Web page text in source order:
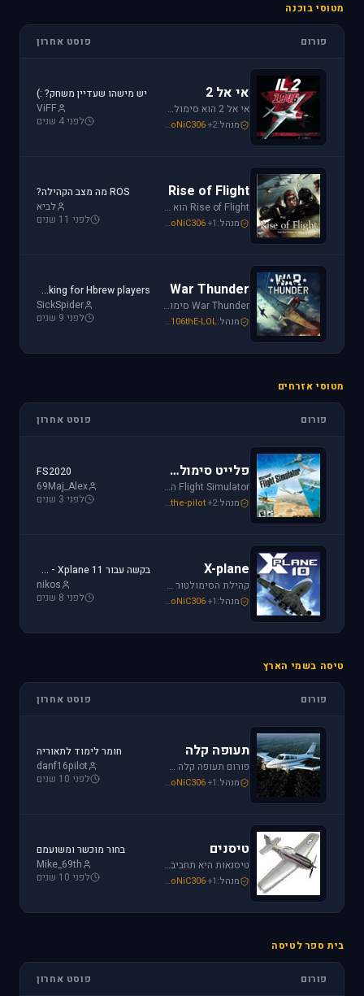
מטוסי בוכנה
פורום פוסט אחרון
אי אל 2
אי אל 2 הוא סימולטור מלחמת העולם השניה מבית Oleg Maddox. טוס בספיטפייר ומוסטנג ושנה את ההיסטוריה במלחמות מעל שמי אירופה, צפון אפריקה והמזרח הרחוק.
מנהל: SoNiC306+2
יש מישהו שעדיין משחק? :)
ViFF
לפני 4 שנים
Rise of Flight
Rise of Flight הוא סימולטור מלחמת העולם הראשונה הטוב ביותר שיש! טוס בשמים הווירטואליים במטוסים האגדיים, Sopwith Camel, S.E.5a, Albatros D.Va וה-Fokker Dr.1 שטסו בהם אבירי מלחמת העולם. השמיים הווירטואליים צריכים אותך!
מנהל: Mike_69th SoNiC306+1
ROS מה מצב הקהילה?
לביא
לפני 11 שנים
War Thunder
War Thunder סימולטור טיסה קרבי השייך לתקופת מלחמת העולם השנייה, לכותר אפשרות לתפקד בקשת רחבה של רמות ריאליזם החל מאפשרות Arcade ועד לסימולטור של ממש.
מנהל: Mike_69th ,106thE-LOL
Looking for Hbrew players...
SickSpider
לפני 9 שנים
מטוסי אזרחים
פורום פוסט אחרון
פלייט סימולטור
Flight Simulator הוא סימולטור טיסה הפופולארי והריאליסטי ביותר בתחום התעופה האזרחית. שתף וקבל תמיכה עבור שדות תעופה, סינרים, צביעות ומטוסים עבור FSX ו-FS2004.
מנהל: Mike_69th ,the-pilot+2
FS2020
69Maj_Alex
לפני 3 שנים
X-plane
קהילת הסימולטור X-plane, סימולטור העתיד של התעופה האזרחית. בפורום תוכלו לקבל מידע ותמיכה. אז קדימה, תפסו את הג'ויסטיק והצטרפו לחוויה.
מנהל: Mike_69th SoNiC306+1
בקשה עבור Xplane 11 - צביעה של חברת ישראייר למטוס FF A320
nikos
לפני 8 שנים
טיסה בשמי הארץ
פורום פוסט אחרון
תעופה קלה
פורום תעופה קלה מתמחה בכל האפשרויות הקיימות: טייס ליום אחד, טיסה בשמי ישראל, חברות תעופה, בתי ספר לטיסה, רשיון טייס ואפילו טיסות רומנטיות.
מנהל: loven SoNiC306+1
חומר לימוד לתאוריה
danf16pilot
לפני 10 שנים
טיסנים
טיסנאות היא תחביב יקר, בואו לקבל תמיכה ומידע על טיסנים יד שניה, חנות טיסנים, טיסנים למתחילים וכמובן לשתף את החברים בחוויות. הצטרפו לפורום טיסנים!
מנהל: Iaf_Assaf SoNiC306+1
בחור מוכשר ומשועמם
Mike_69th
לפני 10 שנים
בית ספר לטיסה
פורום פוסט אחרון